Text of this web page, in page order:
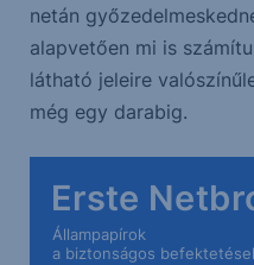
netán
alapvetően mi is
látható jeleire
még egy darabig.
Erste
Állampapírok
a biztonságos